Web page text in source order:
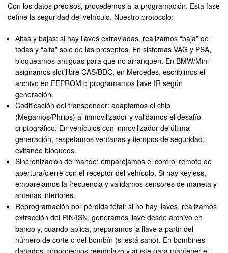
Con los datos precisos, procedemos a la programación. Esta fase
define la seguridad del vehículo. Nuestro protocolo:
Altas y bajas: si hay llaves extraviadas, realizamos “baja” de
todas y “alta” solo de las presentes. En sistemas VAG y PSA,
bloqueamos antiguas para que no arranquen. En BMW/Mini
asignamos slot libre CAS/BDC; en Mercedes, escribimos el
archivo en EEPROM o programamos llave IR según
generación.
Codificación del transponder: adaptamos el chip
(Megamos/Philips) al inmovilizador y validamos el desafío
criptográfico. En vehículos con inmovilizador de última
generación, respetamos ventanas y tiempos de seguridad,
evitando bloqueos.
Sincronización de mando: emparejamos el control remoto de
apertura/cierre con el receptor del vehículo. Si hay keyless,
emparejamos la frecuencia y validamos sensores de maneta y
antenas interiores.
Reprogramación por pérdida total: si no hay llaves, realizamos
extracción del PIN/ISN, generamos llave desde archivo en
banco y, cuando aplica, preparamos la llave a partir del
número de corte o del bombín (si está sano). En bombines